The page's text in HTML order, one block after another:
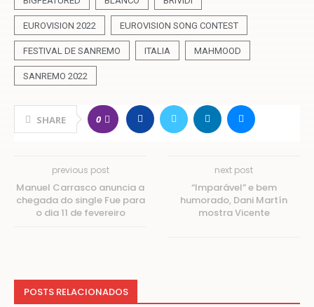
EUROVISION 2022 EUROVISION SONG CONTEST
FESTIVAL DE SANREMO ITALIA MAHMOOD
SANREMO 2022
SHARE 0
previous post
Manuel Carrasco anuncia a
chegada do single Fue para
o dia 11 de fevereiro
next post
“Imparável” e bem
humorado, Dani Martín
mostra Vicente
POSTS RELACIONADOS